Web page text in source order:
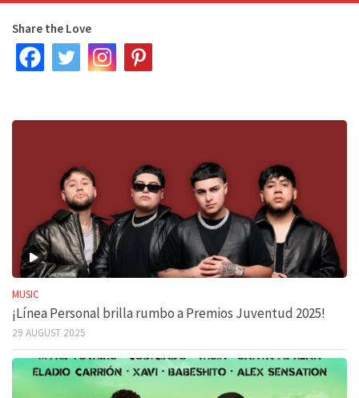
Share the Love
MUSIC
¡Línea Personal brilla rumbo a Premios Juventud 2025!
29 AUGUST 2025